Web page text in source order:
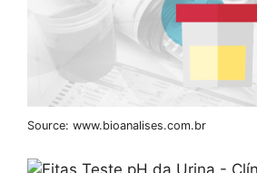
Source: www.bioanalises.com.br